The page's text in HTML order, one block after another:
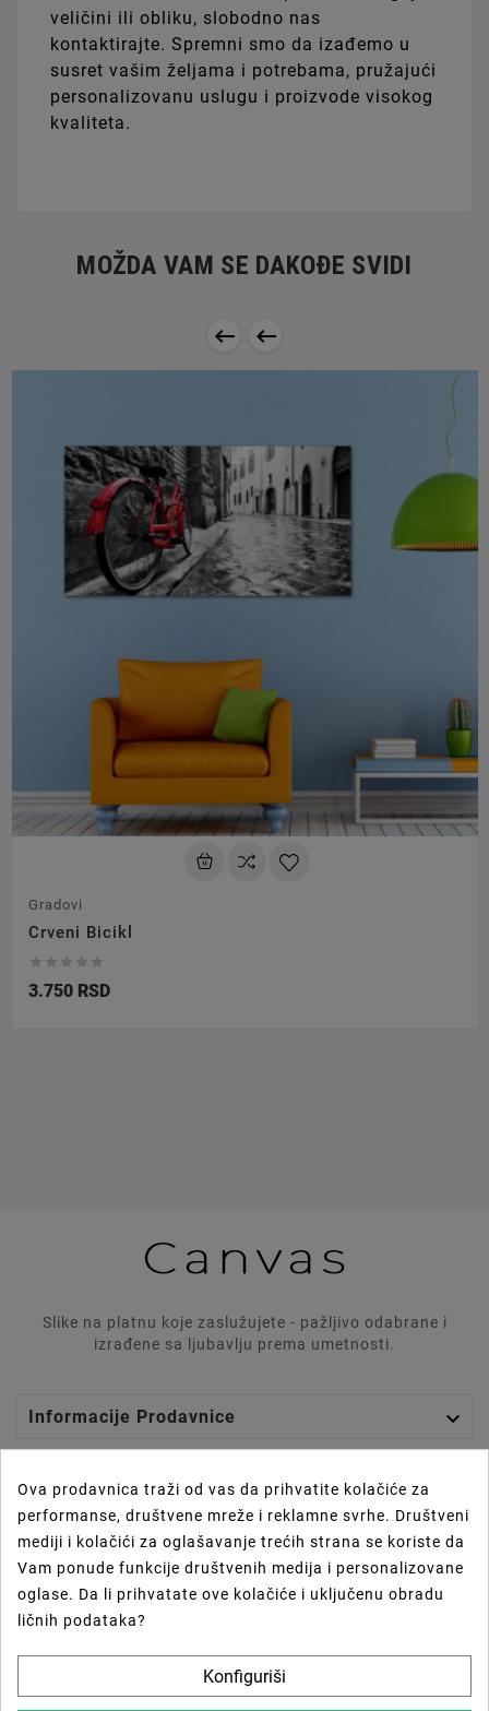
veličini ili obliku, slobodno nas
kontaktirajte. Spremni smo da izađemo u
susret vašim željama i potrebama, pružajući
personalizovanu uslugu i proizvode visokog
kvaliteta.
MOŽDA VAM SE DAKOĐE SVIDI
 
Gradovi
Crveni Bicikl
    
3.750 RSD
Slike na platnu koje zaslužujete - pažljivo odabrane i
izrađene sa ljubavlju prema umetnosti.
Informacije Prodavnice 
Vaš Nalog 
Prečice 
U Redu
Ova prodavnica traži od vas da prihvatite kolačiće za
performanse, društvene mreže i reklamne svrhe. Društveni
mediji i kolačići za oglašavanje trećih strana se koriste da
Vam ponude funkcije društvenih medija i personalizovane
oglase. Da li prihvatate ove kolačiće i uključenu obradu
ličnih podataka?
Konfiguriši